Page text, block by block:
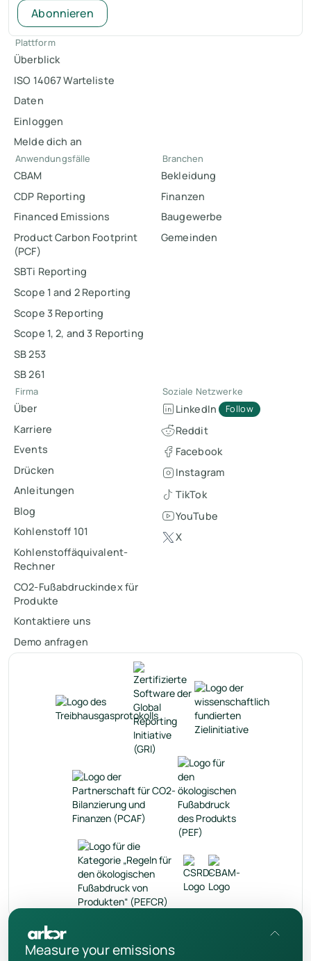
Abonnieren
Plattform
Überblick
ISO 14067 Warteliste
Daten
Einloggen
Melde dich an
Anwendungsfälle
CBAM
CDP Reporting
Financed Emissions
Product Carbon Footprint
(PCF)
SBTi Reporting
Scope 1 and 2 Reporting
Scope 3 Reporting
Scope 1, 2, and 3 Reporting
SB 253
SB 261
Branchen
Bekleidung
Finanzen
Baugewerbe
Gemeinden
Firma
Über
Karriere
Events
Drücken
Anleitungen
Blog
Kohlenstoff 101
Kohlenstoffäquivalent-
Rechner
CO2-Fußabdruckindex für
Produkte
Kontaktiere uns
Demo anfragen
Soziale Netzwerke
LinkedIn Follow
Reddit
Facebook
Instagram
TikTok
YouTube
X
Measure your emissions